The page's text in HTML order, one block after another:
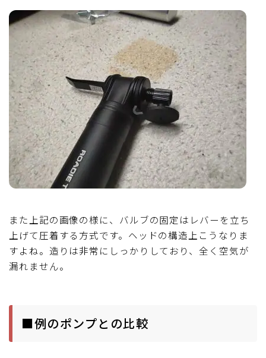
また上記の画像の様に、バルブの固定はレバーを立ち
上げて圧着する方式です。ヘッドの構造上こうなりま
すよね。造りは非常にしっかりしており、全く空気が
漏れません。
■例のポンプとの比較